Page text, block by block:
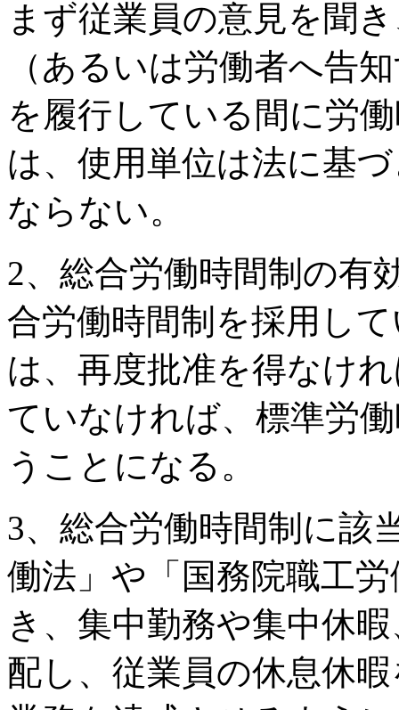
まず従業員の意見を聞
（あるいは労働者へ告
を履行している間に労
は、使用単位は法に基
ならない。
2、総合労働時間制の有
合労働時間制を採用し
は、再度批准を得なけ
ていなければ、標準労
うことになる。
3、総合労働時間制に該
働法」や「国務院職工
き、集中勤務や集中休
配し、従業員の休息休